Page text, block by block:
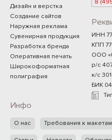
Дизайн и верстка
Создание сайтов
Наружная реклама
Сувенирная продукция
Разработка бренда
Оперативная печать
Широкоформатная
полиграфия
8
ИНН
КПП
ООО
р/с
к/с
БИК
Инфо
О нас Требования к макетам